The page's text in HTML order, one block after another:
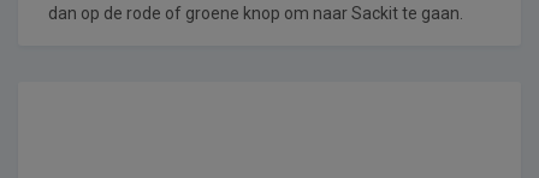
dan op de rode of groene knop om naar Sackit te gaan.